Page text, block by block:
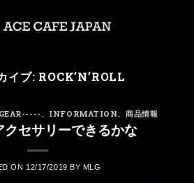
イブ: ROCK’N’ROLL
、 INFORMATION、商品情報
クセサリーできるかな
ON 12/17/2019 BY MLG